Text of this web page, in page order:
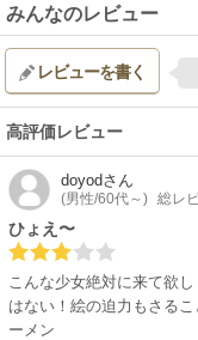
みんなのレビュー
レビューを書く
高評価レビュー
doyodさん
(男性/60代～) 総レ
ひょえ〜
こんな少女絶対に来て欲
はない！絵の迫力もさる
ーメン